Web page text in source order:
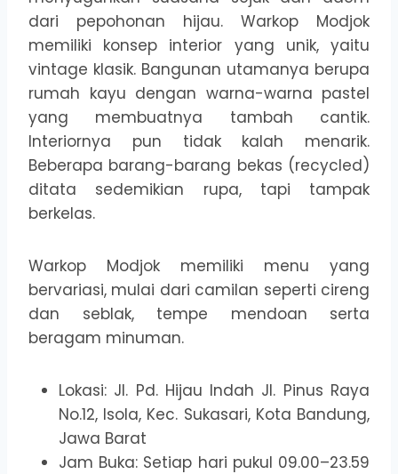
dari pepohonan hijau. Warkop Modjok
memiliki konsep interior yang unik, yaitu
vintage klasik. Bangunan utamanya berupa
rumah kayu dengan warna-warna pastel
yang membuatnya tambah cantik.
Interiornya pun tidak kalah menarik.
Beberapa barang-barang bekas (recycled)
ditata sedemikian rupa, tapi tampak
berkelas.
Warkop Modjok memiliki menu yang
bervariasi, mulai dari camilan seperti cireng
dan seblak, tempe mendoan serta
beragam minuman.
Lokasi: Jl. Pd. Hijau Indah Jl. Pinus Raya
No.12, Isola, Kec. Sukasari, Kota Bandung,
Jawa Barat
Jam Buka: Setiap hari pukul 09.00–23.59